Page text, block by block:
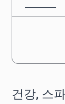
건강, 스